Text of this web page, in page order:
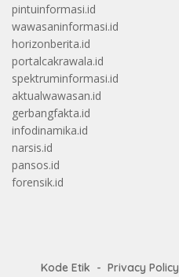
pintuinformasi.id
wawasaninformasi.id
horizonberita.id
portalcakrawala.id
spektruminformasi.id
aktualwawasan.id
gerbangfakta.id
infodinamika.id
narsis.id
pansos.id
forensik.id
Kode Etik Privacy Policy